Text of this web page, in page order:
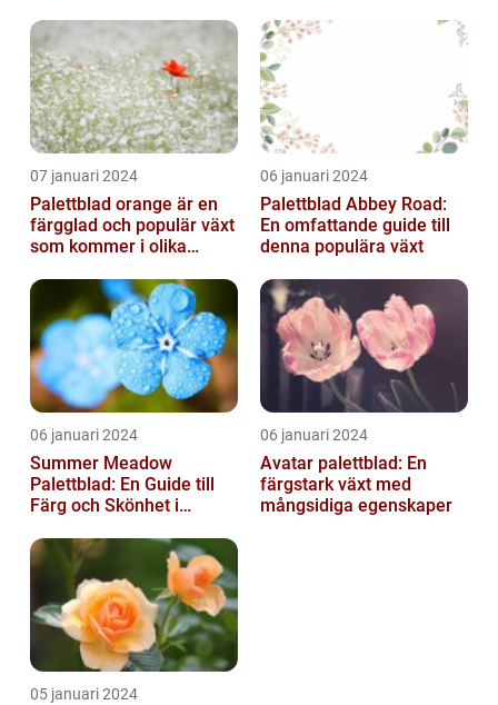
07 januari 2024
Palettblad orange är en
färgglad och populär växt
som kommer i olika
06 januari 2024
Palettblad Abbey Road:
En omfattande guide till
denna populära växt
06 januari 2024
Summer Meadow
Palettblad: En Guide till
Färg och Skönhet i
06 januari 2024
Avatar palettblad: En
färgstark växt med
mångsidiga egenskaper
05 januari 2024